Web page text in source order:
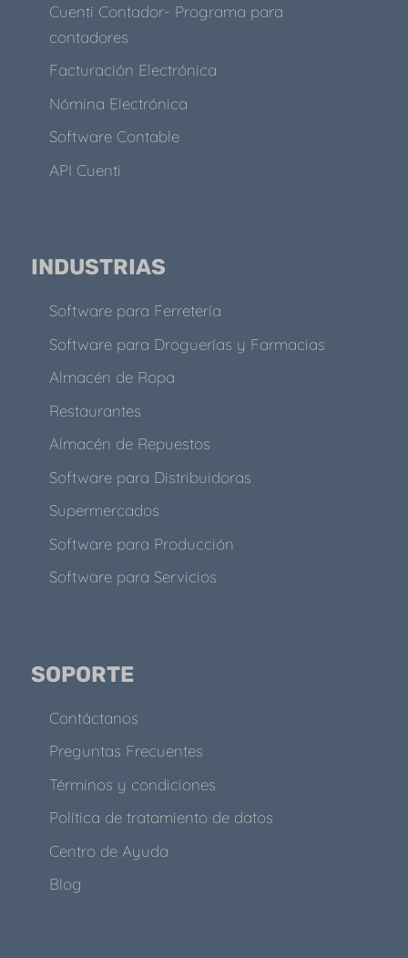
Cuenti Contador- Programa para
contadores
Facturación Electrónica
Nómina Electrónica
Software Contable
API Cuenti
INDUSTRIAS
Software para Ferretería
Software para Droguerías y Farmacias
Almacén de Ropa
Restaurantes
Almacén de Repuestos
Software para Distribuidoras
Supermercados
Software para Producción
Software para Servicios
SOPORTE
Contáctanos
Preguntas Frecuentes
Términos y condiciones
Política de tratamiento de datos
Centro de Ayuda
Blog